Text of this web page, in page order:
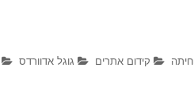
קידום אתרים גוגל אדוורדס